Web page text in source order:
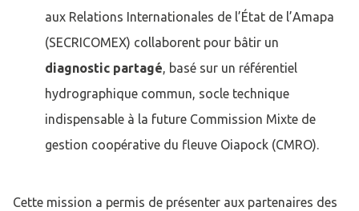
aux Relations Internationales de l’État de l’Amapa
(SECRICOMEX) collaborent pour bâtir un
diagnostic partagé, basé sur un référentiel
hydrographique commun, socle technique
indispensable à la future Commission Mixte de
gestion coopérative du fleuve Oiapock (CMRO).
Cette mission a permis de présenter aux partenaires des